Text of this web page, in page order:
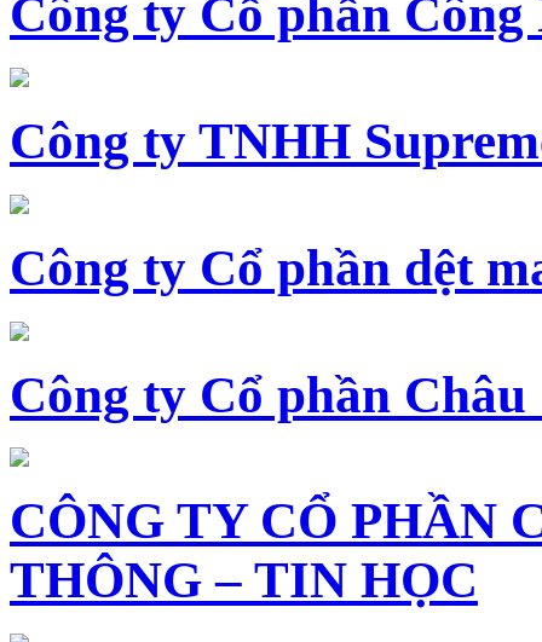
Công ty Cổ phần Công
Công ty TNHH
Công ty Cổ phần dệt
Công ty Cổ phần Châu
CÔNG TY CỔ PHẦN
THÔNG – TIN HỌC